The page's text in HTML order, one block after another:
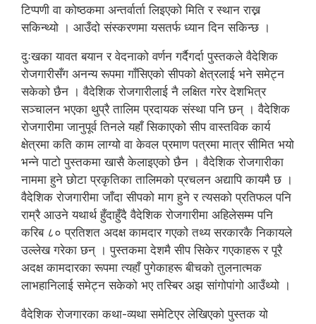
टिप्पणी वा कोष्ठकमा अन्तर्वार्ता लिइएको मिति र स्थान राख्न
सकिन्थ्यो । आउँदो संस्करणमा यसतर्फ ध्यान दिन सकिन्छ ।
दुःखका यावत बयान र वेदनाको वर्णन गर्दैगर्दा पुस्तकले वैदेशिक
रोजगारीसँग अनन्य रूपमा गाँसिएको सीपको क्षेत्रलाई भने समेट्न
सकेको छैन । वैदेशिक रोजगारीलाई नै लक्षित गरेर देशभित्र
सञ्चालन भएका थुप्रै तालिम प्रदायक संस्था पनि छन् । वैदेशिक
रोजगारीमा जानुपूर्व तिनले यहाँ सिकाएको सीप वास्तविक कार्य
क्षेत्रमा कति काम लाग्यो वा केवल प्रमाण पत्रमा मात्र सीमित भयो
भन्ने पाटो पुस्तकमा खासै केलाइएको छैन । वैदेशिक रोजगारीका
नाममा हुने छोटा प्रकृतिका तालिमको प्रचलन अद्यापि कायमै छ ।
वैदेशिक रोजगारीमा जाँदा सीपको माग हुने र त्यसको प्रतिफल पनि
राम्रै आउने यथार्थ हुँदाहुँदै वैदेशिक रोजगारीमा अहिलेसम्म पनि
करिब ८० प्रतिशत अदक्ष कामदार गएको तथ्य सरकारकै निकायले
उल्लेख गरेका छन् । पुस्तकमा देशमै सीप सिकेर गएकाहरू र पूरै
अदक्ष कामदारका रूपमा त्यहाँ पुगेकाहरू बीचको तुलनात्मक
लाभहानिलाई समेट्न सकेको भए तस्बिर अझ सांगोपांगो आउँथ्यो ।
वैदेशिक रोजगारका कथा-व्यथा समेटिएर लेखिएको पुस्तक यो